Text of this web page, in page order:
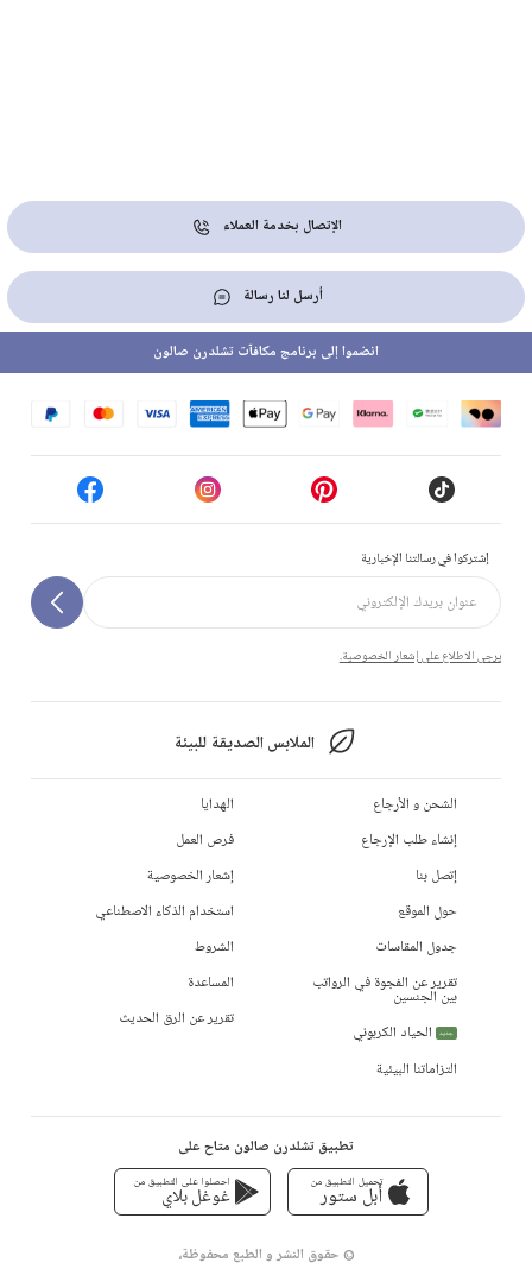
الإتصال بخدمة العملاء
أرسل لنا رسالة
إشتركوا في رسالتنا الإخبارية
يرجى الاطلاع على إشعار الخصوصية.
الملابس الصديقة للبيئة
انضموا إلى برنامج مكافآت تشلدرن صالون
الشحن و الأرجاع
إنشاء طلب الإرجاع
إتصل بنا
حول الموقع
جدول المقاسات
تقرير عن الفجوة في الرواتب
بين الجنسين
جديد
الحياد الكربوني
التزاماتنا البيئية
الهدايا
فرص العمل
إشعار الخصوصية
استخدام الذكاء الاصطناعي
الشروط
المساعدة
تقرير عن الرق الحديث
تطبيق تشلدرن صالون متاح على
تحميل التطبيق من
أبل ستور
احصلوا على التطبيق من
غوغل بلاي
© حقوق النشر و الطبع محفوظة،